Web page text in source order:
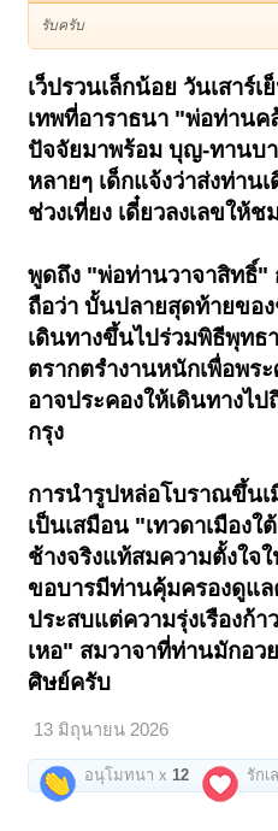
ที่สุด สังขารอันตรากตรำงานหนักเพื่อ
ตรงกับ"วันเฉลิมพระชนมพรรษา"...
พ่อท่านคล้าย "เทวดาเมืองใต้" ก็มรณ
สิริอายุ "พ่อท่านวาจาสิทธิ์" 96 ปี พรรษ
ท่าน ประดิษฐานในโลงแก้วในองค์พร
ปัจจุบัน!!!
ท่าน..."ปลดจากตู้" นำรูปหล่อใหญ่ "
บูชาราคาเดิมเท่าองค์แรก...
=======2,700=======
เปิดดูไฟล์ 6677678
รูปหล่อโบราณพิมพ์ห่มคลุมใหญ่ ตาม
กัน
เนื้อโลหะผสม เก่าแก่และงามเหลือหล
ให้สร้างและไม่ผ่านการเสกจากท่าน
ต่อมาจึงรับรู้ประวัติการสร้างจริงว่า ไ
พ่อท่านนั่งหนักเพื่อสร้างศาลาวัดธาตุ
มงคลหลากหลาย รูปหล่อใหญ่กว่าทั่วๆ
กว่าจะรู้ว่า "ใช่" ก็เกือบสาย!
พิเศษตรงที่รูปหล่อใหญ่นี้ ..."พิมพ์นิยม
ท่านคลาย" ตกไม้โท...(((หล่อไม่ติดเพ
กลับถือเป็นเรื่องมงคล คลายทุกข์ คลาย
แต่ความจริงแล้ว จะเป็นพิมพ์ไหน ก็สุ
บริสุทธิ์" อันเปี่ยมพลังศักดิ์สิทธิ์ อริยสง
เปิดดูไฟล์ 6677679
ห่มคลุมด้านหลัง กับอักษร"วัดธาตุน้อย"
รับครับ
เว็ปรวนเล็กน้อย วันเสาร์
เทพที่อาราธนา "พ่อท่าน
ปัจจัยมาพร้อม บุญ-ทานบ
หลายๆ เด็กแจ้งว่าส่งท่าน
ช่วงเที่ยง เดี๋ยวลงเลขให้ช
พูดถึง "พ่อท่านวาจาสิทธิ์"
ถือว่า บั้นปลายสุดท้ายขอ
เดินทางขึ้นไปร่วมพิธีพุทธ
ตรากตรำงานหนักเพื่อพร
อาจประคองให้เดินทางไ
กรุง
การนำรูปหล่อโบราณขึ้นเ
เป็นเสมือน "เทวดาเมืองใ
ช้างจริงแท้สมความตั้งใจ
ขอบารมีท่านคุ้มครองดูแ
ประสบแต่ความรุ่งเรืองก้
เหอ" สมวาจาที่ท่านมักอว
ศิษย์ครับ
13 มิถุนายน 2026
อนุโมทนา x 12 รัก